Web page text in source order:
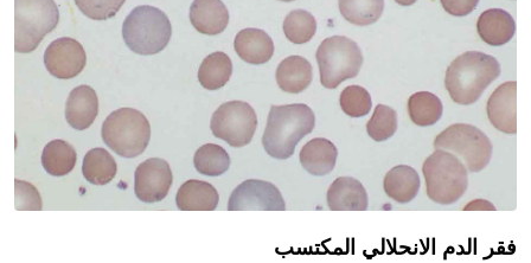
فقر الدم الانحلالي المكتسب